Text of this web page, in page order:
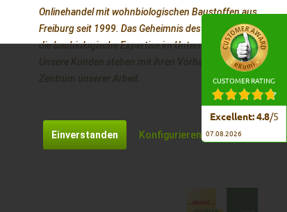
Onlinehandel mit wohnbiologischen Baustoffen aus
Freiburg seit 1999. Das Geheimnis des Erfolges ist
die baubiologische Expertise im Unternehmen.
Unsere Kunden stehen mit ihren Vorhaben im
Zentrum unserer Arbeit.
Einverstanden Konfigurieren
CUSTOMER RATING
Excellent: 4.8/5
07.08.2026